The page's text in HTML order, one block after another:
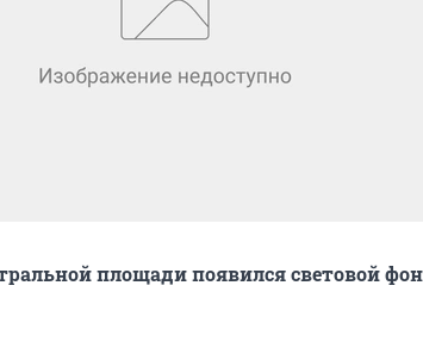
площади появился световой